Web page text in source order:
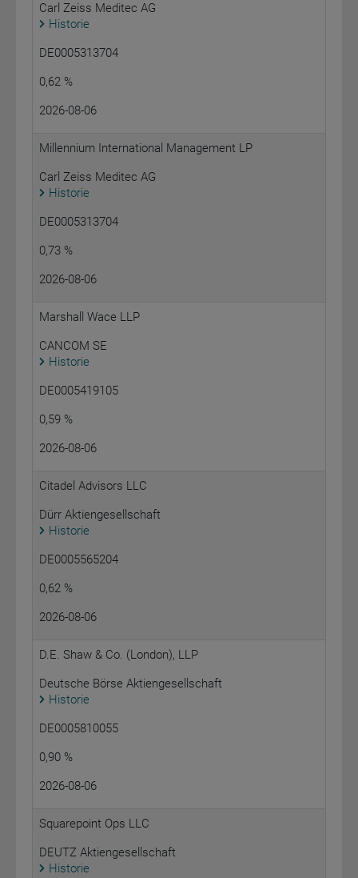
Carl Zeiss Meditec AG
Historie
DE0005313704
0,62 %
2026-08-06
Millennium International Management LP
Carl Zeiss Meditec AG
Historie
DE0005313704
0,73 %
2026-08-06
Marshall Wace LLP
CANCOM SE
Historie
DE0005419105
0,59 %
2026-08-06
Citadel Advisors LLC
Dürr Aktiengesellschaft
Historie
DE0005565204
0,62 %
2026-08-06
D.E. Shaw & Co. (London), LLP
Deutsche Börse Aktiengesellschaft
Historie
DE0005810055
0,90 %
2026-08-06
Squarepoint Ops LLC
DEUTZ Aktiengesellschaft
Historie